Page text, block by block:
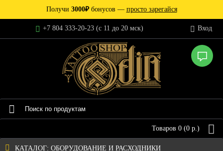
Получи 3000₽бонусов — просто зарегайся
+7 804 333-20-23 (c 11 до 20 мск) Вход
Товаров 0 (0 р.)
КАТАЛОГ: ОБОРУДОВАНИЕ И РАСХОДНИКИ